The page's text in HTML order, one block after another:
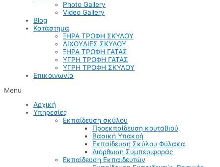
Photo Gallery
Video Gallery
Blog
Κατάστημα
ΞΗΡΑ ΤΡΟΦΗ ΣΚΥΛΟΥ
ΛΙΧΟΥΔΙΕΣ ΣΚΥΛΟΥ
ΞΗΡΑ ΤΡΟΦΗ ΓΑΤΑΣ
ΥΓΡΗ ΤΡΟΦΗ ΓΑΤΑΣ
ΥΓΡΗ ΤΡΟΦΗ ΣΚΥΛΟΥ
Επικοινωνία
Menu
Αρχική
Υπηρεσίες
Εκπαίδευση σκύλου
Προεκπαίδευση κουταβιού
Βασική Υπακοή
Εκπαίδευση Σκύλου Φύλακα
Διόρθωση Συμπεριφοράς
Εκπαίδευση Εκπαιδευτών